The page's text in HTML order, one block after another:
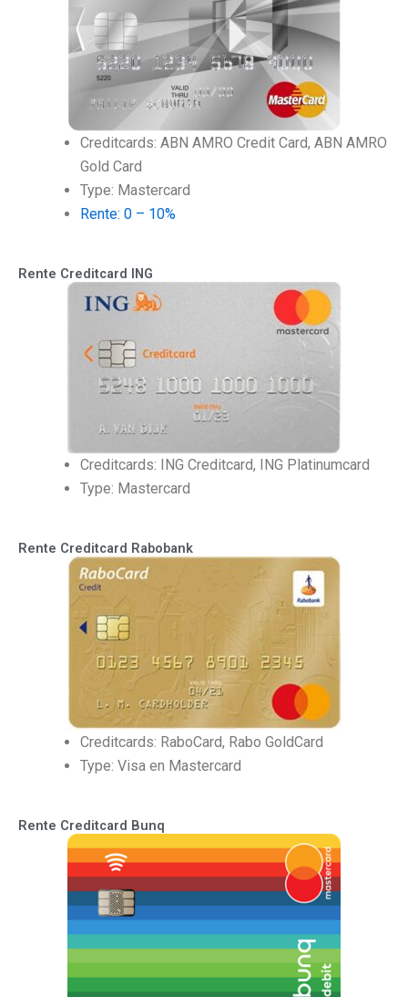
Creditcards: ABN AMRO Credit Card, ABN AMRO
Gold Card
Type: Mastercard
Rente: 0 – 10%
Rente Creditcard ING
Creditcards: ING Creditcard, ING Platinumcard
Type: Mastercard
Rente Creditcard Rabobank
Creditcards: RaboCard, Rabo GoldCard
Type: Visa en Mastercard
Rente Creditcard Bunq